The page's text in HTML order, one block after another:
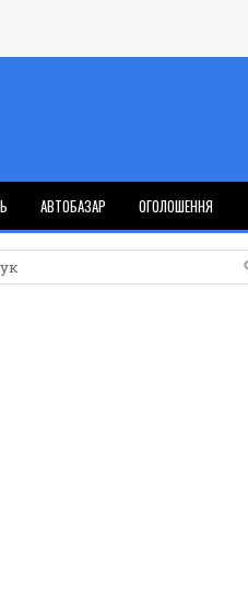
АВТОБАЗАР ОГОЛОШЕННЯ